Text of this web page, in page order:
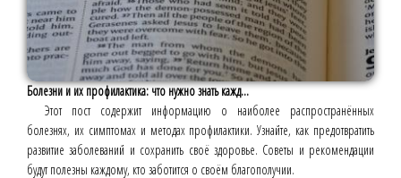
Болезни и их профилактика: что нужно знать кажд...
Этот пост содержит информацию о наиболее распространённых
болезнях, их симптомах и методах профилактики. Узнайте, как предотвратить
развитие заболеваний и сохранить своё здоровье. Советы и рекомендации
будут полезны каждому, кто заботится о своём благополучии.